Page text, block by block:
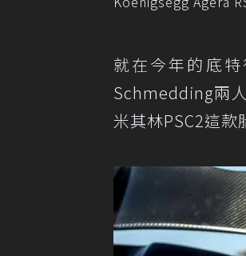
就在今年的底
Schmedding兩
米其林PSC2這